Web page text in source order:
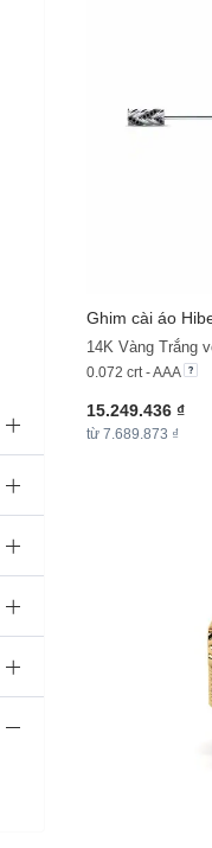
Ghim cài áo
0.072 crt - AAA
15.249.436 ₫
từ 7.689.873 ₫